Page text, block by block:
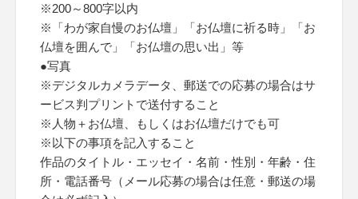
※200～800字以内
※「わが家自慢のお仏壇」「お仏壇に祈る時」「お
仏壇を囲んで」「お仏壇の思い出」等
●写真
※デジタルカメラデータ、郵送での応募の場合はサ
ービス判プリントで送付すること
※人物＋お仏壇、もしくはお仏壇だけでも可
※以下の事項を記入すること
作品のタイトル・エッセイ・名前・性別・年齢・住
所・電話番号（メール応募の場合は任意・郵送の場